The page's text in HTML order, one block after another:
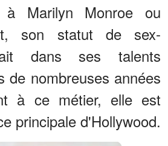
à Marilyn Monroe ou
son statut de sex-
dans ses talents
de nombreuses années
à ce métier, elle est
principale d'Hollywood.